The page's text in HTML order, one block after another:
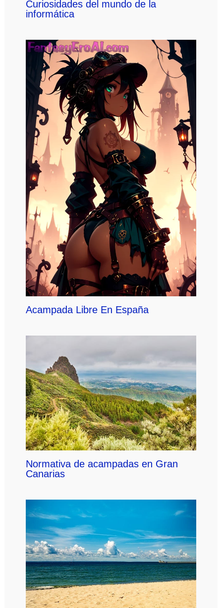
Curiosidades del mundo de la
informática
Acampada Libre En España
Normativa de acampadas en Gran
Canarias